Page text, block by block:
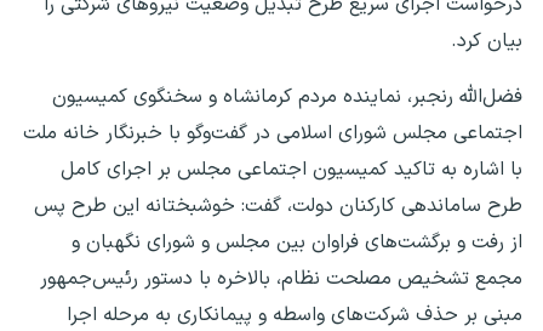
بیان کرد.
فضل‌الله رنجبر، نماینده مردم کرمانشاه و سخنگوی کمیسیون
اجتماعی مجلس شورای اسلامی در گفت‌وگو با خبرنگار خانه ملت
با اشاره به تاکید کمیسیون اجتماعی مجلس بر اجرای کامل
طرح ساماندهی کارکنان دولت، گفت: خوشبختانه این طرح پس
از رفت و برگشت‌های فراوان بین مجلس و شورای نگهبان و
مجمع تشخیص مصلحت نظام، بالاخره با دستور رئیس‌جمهور
مبنی بر حذف شرکت‌های واسطه و پیمانکاری به مرحله اجرا